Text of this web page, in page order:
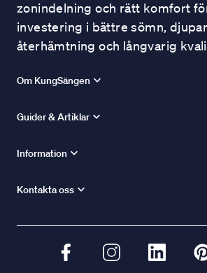
zonindelning och rätt komfort
investering i bättre sömn,
återhämtning och långvarig
Om KungSängen
Guider & Artiklar
Information
Kontakta oss